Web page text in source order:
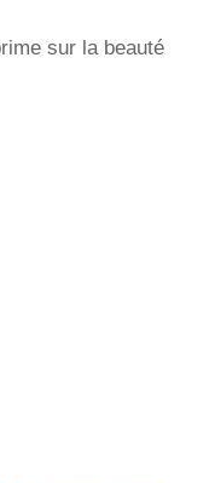
sur la beauté